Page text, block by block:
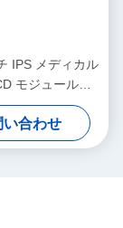
IPS メディカル
モジュール
MIPI ディスプレ
イ
い合わせ